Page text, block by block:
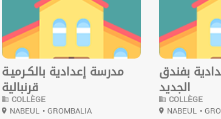
مدرسة إعدادية بالكـرميـة
قرنبالية
COLLÈGE
NABEUL • GROMBALIA
بفندق
الجديد
COLLÈGE
NABEUL •